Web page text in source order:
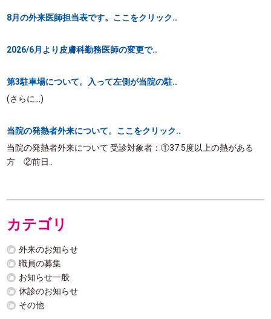
8月の外来医師担当表です。ここをクリック..
2026/6月より皮膚科勤務医師の変更で..
第3駐車場について。入って左側が当院の駐..
(さらに…)
当院の発熱者外来について。ここをクリック..
当院の発熱者外来について 受診対象者：①37.5度以上の熱がある
方 ②前日..
カテゴリ
外来のお知らせ
職員の募集
お知らせ一般
休診のお知らせ
その他